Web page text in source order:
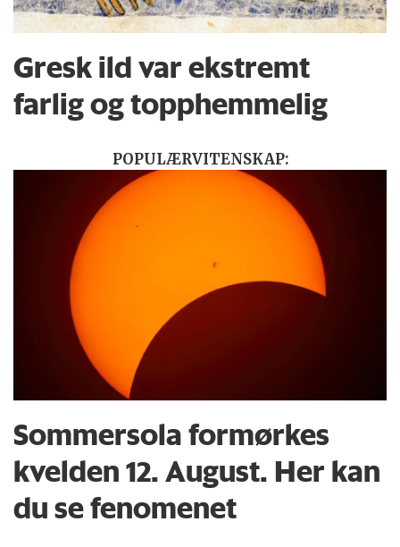
Gresk ild var ekstremt
farlig og topphemmelig
POPULÆRVITENSKAP:
Sommersola formørkes
kvelden 12. August. Her kan
du se fenomenet